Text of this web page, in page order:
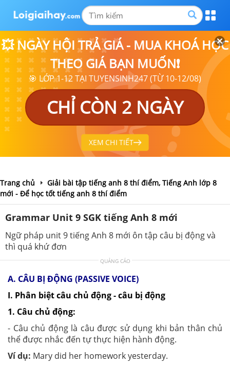
💥 NGÀY HỘI TRẢ GIÁ - MUA KHOÁ HỌC
THEO GIÁ BẠN MUỐN❗
🎯 LỚP 1-12 TẠI TUYENSINH247 (TỪ 10-12/08)
CHỈ CÒN 2 NGÀY
XEM CHI TIẾT
Trang chủ
Giải bài tập tiếng anh 8 thí điểm, Tiếng Anh lớp 8
mới - Để học tốt tiếng anh 8 thí điểm
Grammar Unit 9 SGK tiếng Anh 8 mới
Ngữ pháp unit 9 tiếng Anh 8 mới ôn tập câu bị động và
thì quá khứ đơn
QUẢNG CÁO
A. CÂU BỊ ĐỘNG (PASSIVE VOICE)
I. Phân biệt câu chủ động - câu bị động
1. Câu chủ động:
- Câu chủ động là câu được sử dụng khi bản thân chủ
thể được nhắc đến tự thực hiện hành động.
Ví dụ: Mary did her homework yesterday.